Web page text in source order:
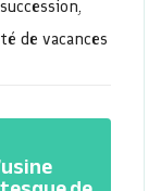
,
de vacances